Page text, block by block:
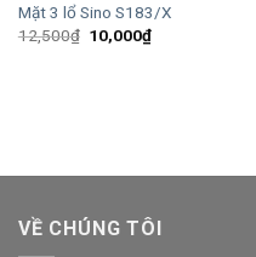
Mặt 3 lổ Sino S183/X
12,500₫ Giá
gốc
10,000₫Giá
hiện
VỀ CHÚNG TÔI